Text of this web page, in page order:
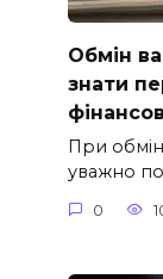
Обмін
знати
При
уважно
0